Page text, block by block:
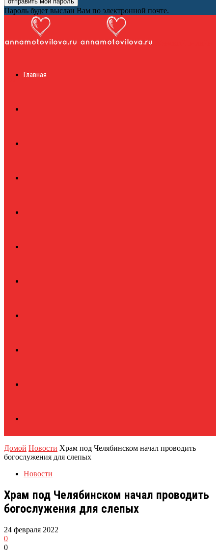
Пароль будет выслан Вам по электронной почте.
журналГлавная
Домой Новости Храм под Челябинском начал проводить
богослужения для слепых
Новости
Храм под Челябинском начал проводить
богослужения для слепых
24 февраля 2022
0
0